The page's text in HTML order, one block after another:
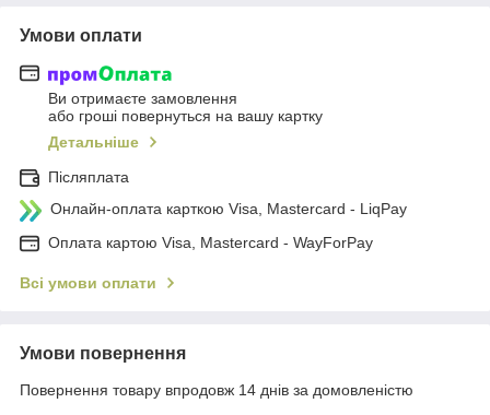
Умови оплати
Ви отримаєте замовлення
або гроші повернуться на вашу картку
Детальніше
Післяплата
Онлайн-оплата карткою Visa, Mastercard - LiqPay
Оплата картою Visa, Mastercard - WayForPay
Всі умови оплати
Умови повернення
Повернення товару впродовж 14 днів за домовленістю